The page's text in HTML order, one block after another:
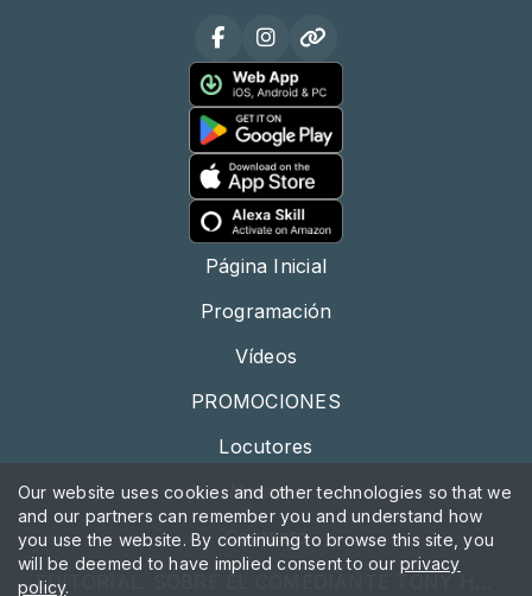
Página Inicial
Programación
Vídeos
PROMOCIONES
Locutores
Noticias
Contacto
Our website uses cookies and other technologies so that we
and our partners can remember you and understand how
you use the website. By continuing to browse this site, you
will be deemed to have implied consent to ourprivacy
policy.